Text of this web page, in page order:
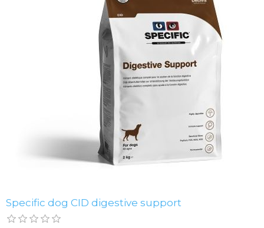
Specific dog CID digestive support